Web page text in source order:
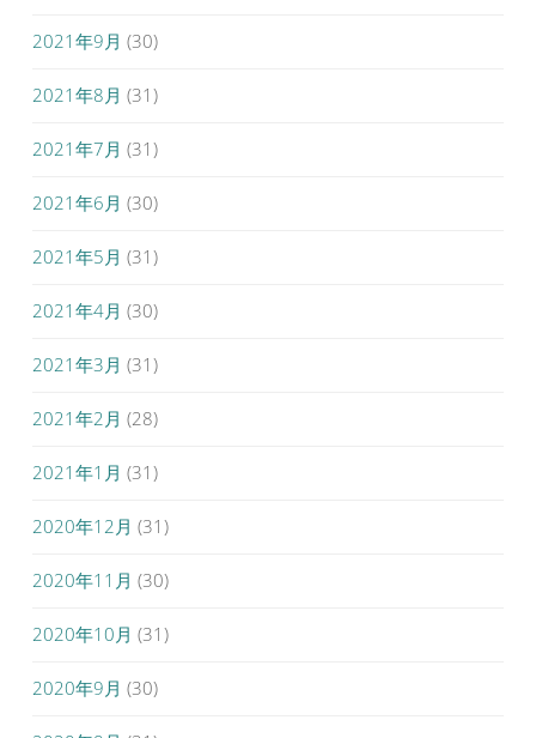
2021年9月 (30)
2021年8月 (31)
2021年7月 (31)
2021年6月 (30)
2021年5月 (31)
2021年4月 (30)
2021年3月 (31)
2021年2月 (28)
2021年1月 (31)
2020年12月 (31)
2020年11月 (30)
2020年10月 (31)
2020年9月 (30)